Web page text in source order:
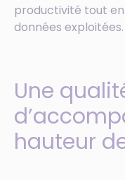
productivité tout
données exploitées.
Une
hauteur